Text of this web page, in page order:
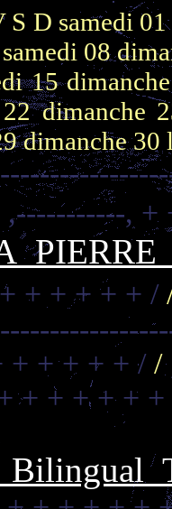
S D samedi
samedi 08
15
22dimanche
dimanche 30
,-----------, +
+ + + + + /
+ + + + + / /
+ + + + +